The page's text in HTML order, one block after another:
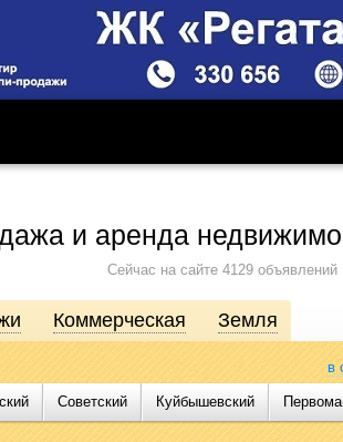
и аренда
Сейчас на сайте 4129 объявлений
от агентств, собственников, инвесторов
Likado.ru, чтобы сэкономить
Коммерческая Земля
в
Советский Куйбышевский